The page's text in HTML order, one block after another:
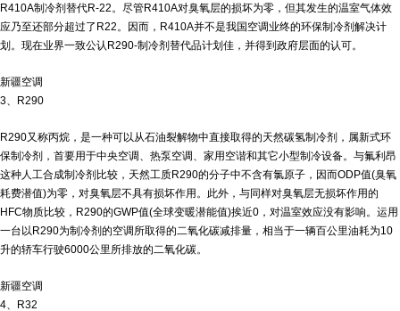
R410A制冷剂替代R-22。尽管R410A对臭氧层的损坏为零，但其发生的温室气体效
应乃至还部分超过了R22。因而，R410A并不是我国空调业终的环保制冷剂解决计
划。现在业界一致公认R290-制冷剂替代品计划佳，并得到政府层面的认可。
新疆空调
3、R290
R290又称丙烷，是一种可以从石油裂解物中直接取得的天然碳氢制冷剂，属新式环
保制冷剂，首要用于中央空调、热泵空调、家用空谐和其它小型制冷设备。与氟利昂
这种人工合成制冷剂比较，天然工质R290的分子中不含有氯原子，因而ODP值(臭氧
耗费潜值)为零，对臭氧层不具有损坏作用。此外，与同样对臭氧层无损坏作用的
HFC物质比较，R290的GWP值(全球变暖潜能值)挨近0，对温室效应没有影响。运用
一台以R290为制冷剂的空调所取得的二氧化碳减排量，相当于一辆百公里油耗为10
升的轿车行驶6000公里所排放的二氧化碳。
新疆空调
4、R32